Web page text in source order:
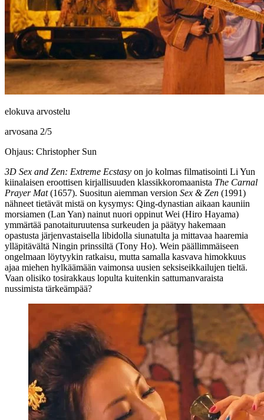
elokuva arvostelu
arvosana 2/5
Ohjaus: Christopher Sun
3D Sex and Zen: Extreme Ecstasy on jo kolmas filmatisointi Li Yun
kiinalaisen eroottisen kirjallisuuden klassikkoromaanista The Carnal
Prayer Mat(1657). Suositun aiemman version Sex & Zen (1991)
nähneet tietävät mistä on kysymys: Qing-dynastian aikaan kauniin
morsiamen (Lan Yan) nainut nuori oppinut Wei (Hiro Hayama)
ymmärtää panotaituruutensa surkeuden ja päätyy hakemaan
opastusta järjenvastaisella libidolla siunatulta ja mittavaa haaremia
ylläpitävältä Ningin prinssiltä (Tony Ho). Wein päällimmäiseen
ongelmaan löytyykin ratkaisu, mutta samalla kasvava himokkuus
ajaa miehen hylkäämään vaimonsa uusien seksiseikkailujen tieltä.
Vaan olisiko tosirakkaus lopulta kuitenkin sattumanvaraista
nussimista tärkeämpää?